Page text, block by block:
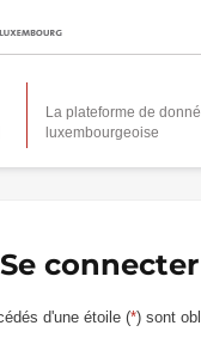
La plateforme de
Se connecter
d'une étoile (*) sont